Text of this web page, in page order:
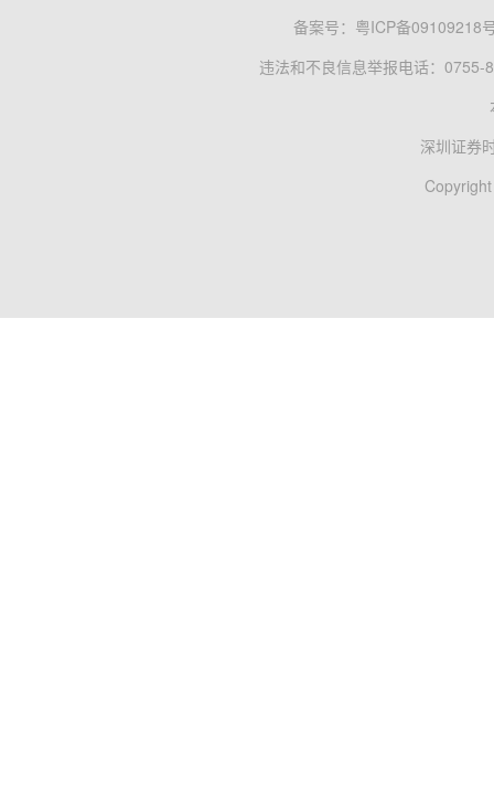
备案号： 粤ICP备09109218
违法和不良信息举报电话：0755-
深圳证券